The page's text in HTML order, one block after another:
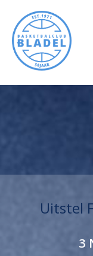
Uitstel
3